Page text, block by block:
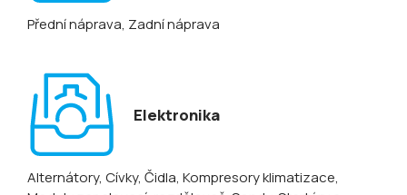
Přední náprava, Zadní náprava
Elektronika
Alternátory, Cívky, Čidla, Kompresory klimatizace,